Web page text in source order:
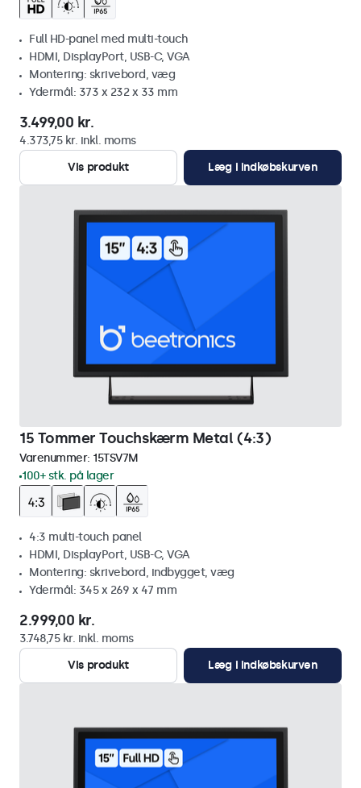
Full HD-panel med multi-touch
HDMI, DisplayPort, USB-C, VGA
Montering: skrivebord, væg
Ydermål: 373 x 232 x 33 mm
3.499,00 kr.
4.373,75 kr. inkl. moms
Vis produkt
Læg i indkøbskurven
15 Tommer Touchskærm Metal (4:3)
Varenummer: 15TSV7M
100+ stk. på lager
4:3 multi-touch panel
HDMI, DisplayPort, USB-C, VGA
Montering: skrivebord, indbygget, væg
Ydermål: 345 x 269 x 47 mm
2.999,00 kr.
3.748,75 kr. inkl. moms
Vis produkt
Læg i indkøbskurven